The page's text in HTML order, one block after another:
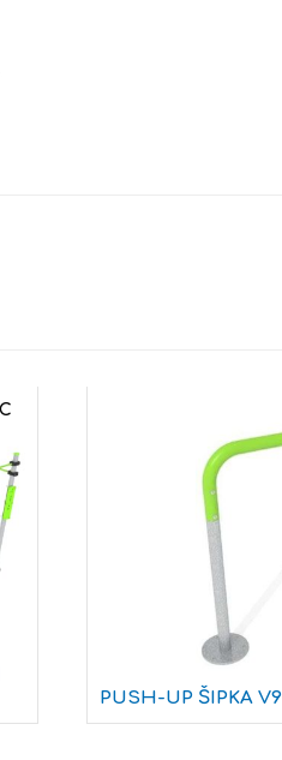
PUSH-UP ŠIPKA